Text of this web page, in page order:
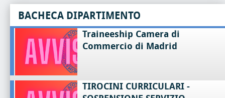
BACHECA DIPARTIMENTO
Traineeship Camera di
Commercio di Madrid
TIROCINI CURRICULARI -